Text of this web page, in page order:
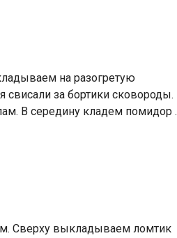
на разогретую
свисали за бортики сковороды.
В середину кладем помидор .
Сверху выкладываем ломтик